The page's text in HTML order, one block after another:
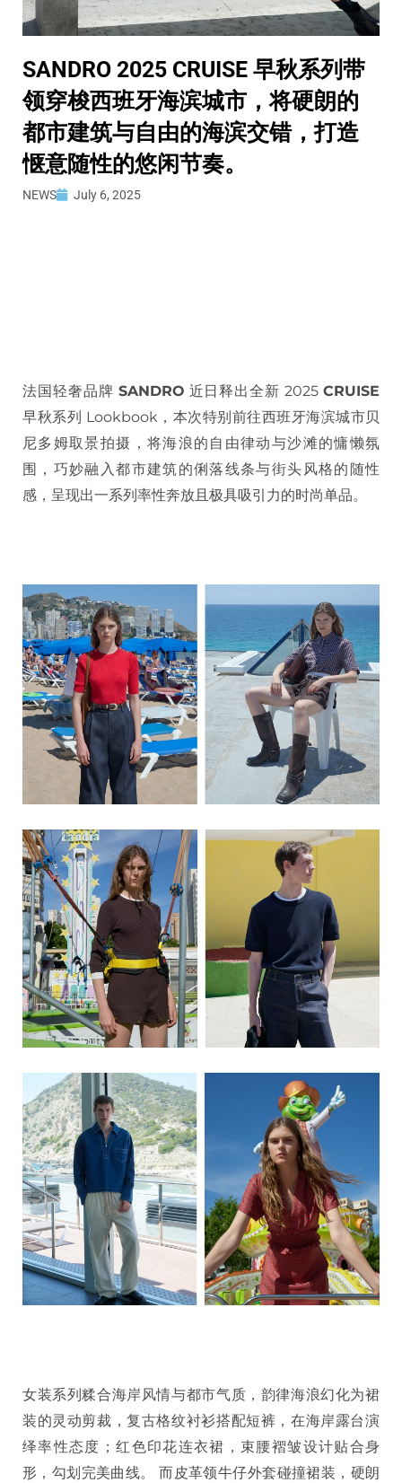
SANDRO 2025 CRUISE 早秋系列带
领穿梭西班牙海滨城市，将硬朗的
都市建筑与自由的海滨交错，打造
惬意随性的悠闲节奏。
NEWS July 6, 2025
法国轻奢品牌 SANDRO 近日释出全新 2025 CRUISE
早秋系列 Lookbook，本次特别前往西班牙海滨城市贝
尼多姆取景拍摄，将海浪的自由律动与沙滩的慵懒氛
围，巧妙融入都市建筑的俐落线条与街头风格的随性
感，呈现出一系列率性奔放且极具吸引力的时尚单品。
女装系列糅合海岸风情与都市气质，韵律海浪幻化为裙
装的灵动剪裁，复古格纹衬衫搭配短裤，在海岸露台演
绎率性态度；红色印花连衣裙，束腰褶皱设计贴合身
形，勾划完美曲线。 而皮革领牛仔外套碰撞裙装，硬朗